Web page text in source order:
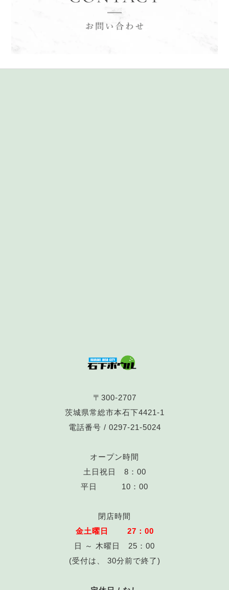
〒300-2707
茨城県常総市本石下4421-1
電話番号 / 0297-21-5024
オープン時間
土日祝日 8：00
平日 10：00
閉店時間
金土曜日 27：00
日 ～ 木曜日 25：00
(受付は、 30分前で終了)